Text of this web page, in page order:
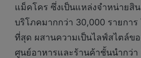
แม็คโคร ซึ่งเป็นแหล่งจำหน่ายสิ
บริโภคมากกว่า 30,000 รายกา
ที่สุด ผสานความเป็นไลฟ์สไตล์ข
ศูนย์อาหารและร้านค้าชั้นนำกว่า